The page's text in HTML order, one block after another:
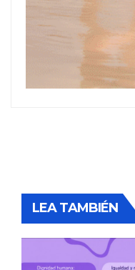
LEA TAMBIÉN